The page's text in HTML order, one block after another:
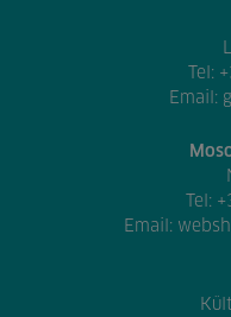
Tel:
Email:
Tel:
Email: